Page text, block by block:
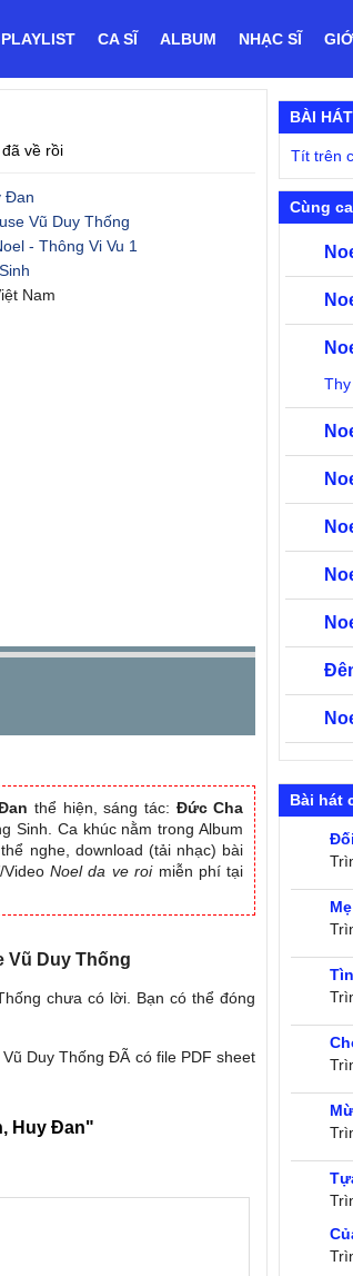
PLAYLIST CA SĨ ALBUM NHẠC SĨ
về rồi
Đan
Vũ Duy Thống
- Thông Vi Vu 1
Nam
thể hiện, sáng tác: Đức Cha
Sinh. Ca khúc nằm trong Album
nghe, download (tải nhạc) bài
Noel da ve roimiễn phí tại
Vũ Duy Thống
chưa có lời. Bạn có thể đóng
Duy Thống ĐÃ có file PDF sheet
Huy Đan"
BÀI
Tít trên
Cùng
Bài hát